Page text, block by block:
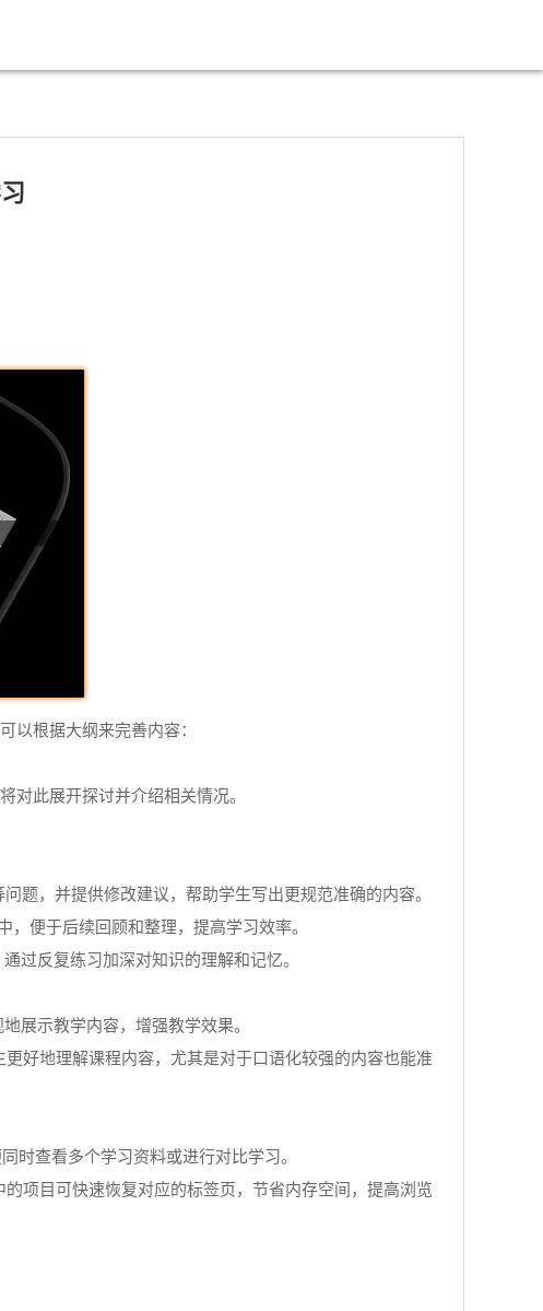
以根据大纲来完善内容：
对此展开探讨并介绍相关情况。
题，并提供修改建议，帮助学生写出更规范准确的内容。
便于后续回顾和整理，提高学习效率。
过反复练习加深对知识的理解和记忆。
展示教学内容，增强教学效果。
好地理解课程内容，尤其是对于口语化较强的内容也能准
时查看多个学习资料或进行对比学习。
项目可快速恢复对应的标签页，节省内存空间，提高浏览